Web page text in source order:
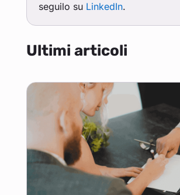
seguilo su LinkedIn.
Ultimi articoli